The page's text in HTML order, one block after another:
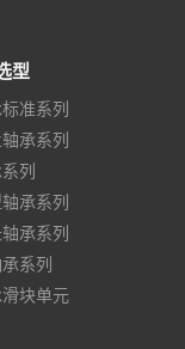
型
准系列
承系列
列
承系列
承系列
系列
块单元